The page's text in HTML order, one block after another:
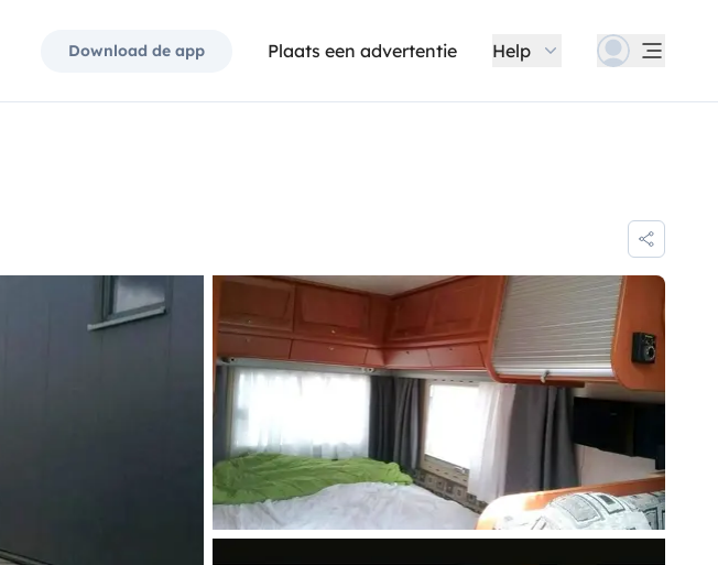
Download de app Plaats een advertentie Help